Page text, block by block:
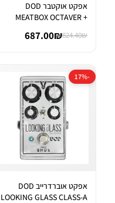
אפקט אוקטבר DOD
MEATBOX OCTAVER +
824.40₪
687.00₪
-17%
אפקט אוברדרייב DOD
LOOKING GLASS CLASS-A